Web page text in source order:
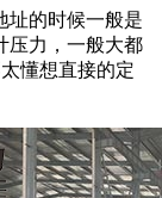
的时候一般是
，一般大都
太懂想直接的定